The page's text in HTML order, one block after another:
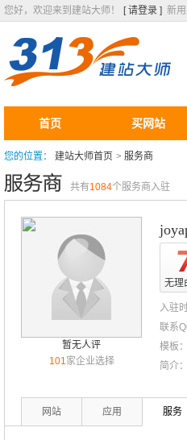
您好，欢迎来到建站大师！ [ 请登录 ] 新用
首页 买网站
您的位置： 建站大师首页 > 服务商
共有1084个服务商入驻
暂无人评
101家企业选择
无理
入驻
联系
模板：
简介：
网站 应用 服务